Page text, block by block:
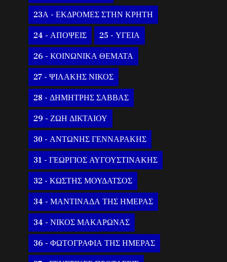
23Α - ΕΚΔΡΟΜΕΣ ΣΤΗΝ ΚΡΗΤΗ
24 - ΑΠΟΨΕΙΣ 25 - ΥΓΕΙΑ
26 - ΚΟΙΝΩΝΙΚΑ ΘΕΜΑΤΑ
27 - ΨΙΛΑΚΗΣ ΝΙΚΟΣ
28 - ΔΗΜΗΤΡΗΣ ΣΑΒΒΑΣ
29 - ΖΩΗ ΔΙΚΤΑΙΟΥ
30 - ΑΝΤΩΝΗΣ ΓΕΝΝΑΡΑΚΗΣ
31 - ΓΕΩΡΓΙΟΣ ΑΥΓΟΥΣΤΙΝΑΚΗΣ
32 - ΚΩΣΤΗΣ ΜΟΥΔΑΤΣΟΣ
34 - ΜΑΝΤΙΝΑΔΑ ΤΗΣ ΗΜΕΡΑΣ
34 - ΝΙΚΟΣ ΜΑΚΑΡΩΝΑΣ
36 - ΦΩΤΟΓΡΑΦΙΑ ΤΗΣ ΗΜΕΡΑΣ